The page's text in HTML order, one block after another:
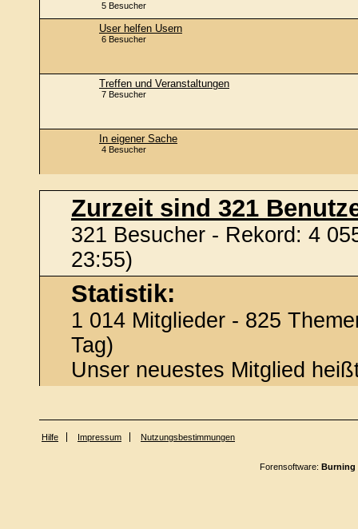
5 Besucher
User helfen Usern
6 Besucher
Treffen und Veranstaltungen
7 Besucher
In eigener Sache
4 Besucher
Zurzeit sind 321
321 Besucher - Rekord: 4
23:55)
Statistik:
1 014 Mitglieder - 825
Tag)
Unser neuestes Mitglied
Hilfe Impressum Nutzungsbestimmungen
Forensoftware: Burning